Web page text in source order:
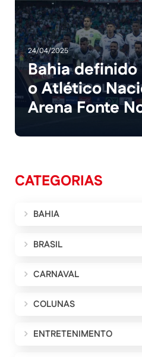
24/04/2025
Bahia
o Atlético
Arena Fonte
CATEGORIAS
BAHIA
BRASIL
CARNAVAL
COLUNAS
ENTRETENIMENTO